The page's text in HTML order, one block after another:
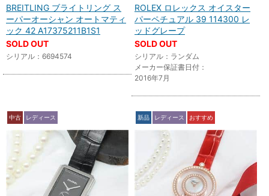
BREITLING ブライトリング ス
ーパーオーシャン オートマティ
ック 42 A17375211B1S1
SOLD OUT
シリアル：6694574
ROLEX ロレックス オイスター
パーペチュアル 39 114300 レ
ッドグレープ
SOLD OUT
シリアル：ランダム
メーカー保証書日付：
2016年7月
中古 レディース 新品 レディース おすすめ